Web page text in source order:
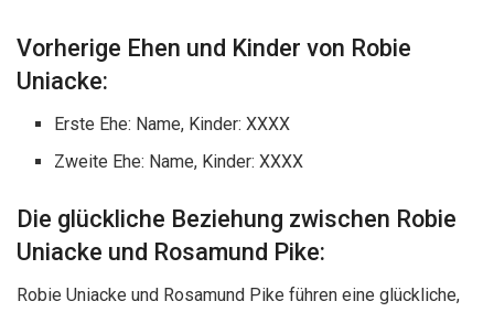
Vorherige Ehen und Kinder von Robie
Uniacke:
Erste Ehe: Name, Kinder: XXXX
Zweite Ehe: Name, Kinder: XXXX
Die glückliche Beziehung zwischen Robie
Uniacke und Rosamund Pike:
Robie Uniacke und Rosamund Pike führen eine glückliche,